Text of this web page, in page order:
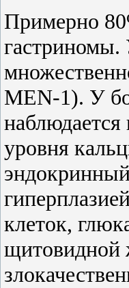
Примерно
гастриномы.
MEN-1). У
уровня
клеток,
щитовидной